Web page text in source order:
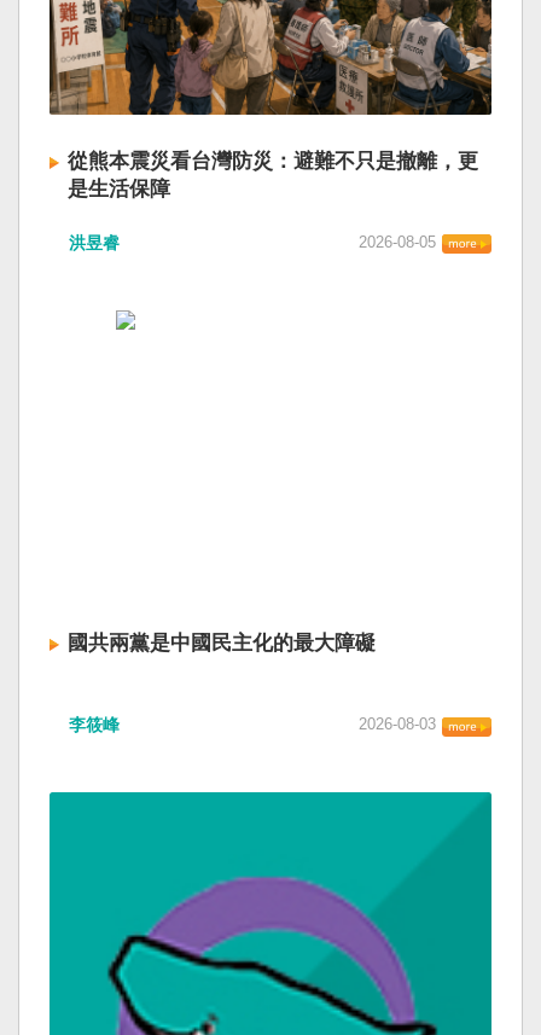
從熊本震災看台灣防災：避難不只是撤離，更
是生活保障
洪昱睿 2026-08-05
國共兩黨是中國民主化的最大障礙
李筱峰 2026-08-03